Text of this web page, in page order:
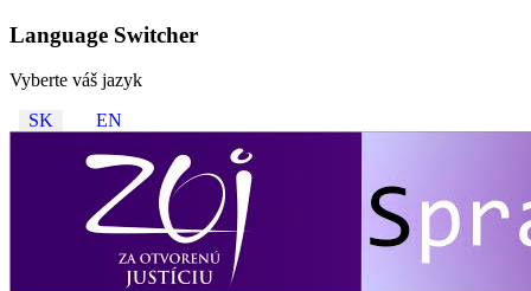
Language Switcher
Vyberte váš jazyk
SK
EN